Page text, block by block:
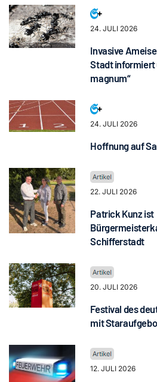
24. JULI 2026
Invasive
Stadt informiert
magnum“
24. JULI 2026
Hoffnung auf
22. JULI 2026
Patrick Kunz ist
Schifferstadt
20. JULI 2026
Festival des
mit
12. JULI 2026